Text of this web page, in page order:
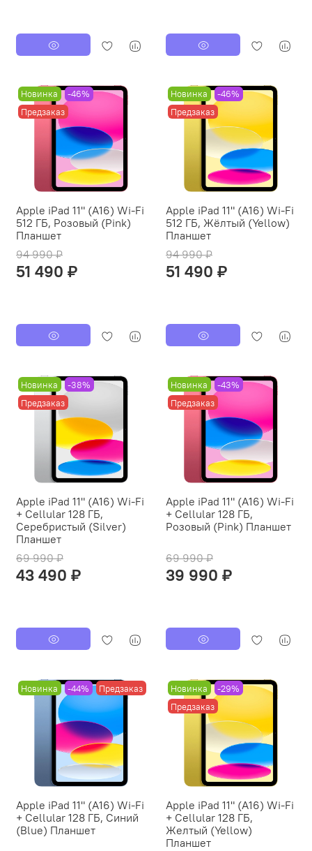
Новинка
-46%
Предзаказ
Apple iPad 11" (A16) Wi-Fi
512 ГБ, Розовый (Pink)
Планшет
94 990 ₽
51 490 ₽
Новинка
-46%
Предзаказ
Apple iPad 11" (A16) Wi-Fi
512 ГБ, Жёлтый (Yellow)
Планшет
94 990 ₽
51 490 ₽
Новинка
-38%
Предзаказ
Apple iPad 11" (A16) Wi-Fi
+ Cellular 128 ГБ,
Серебристый (Silver)
Планшет
69 990 ₽
43 490 ₽
Новинка
-43%
Предзаказ
Apple iPad 11" (A16) Wi-Fi
+ Cellular 128 ГБ,
Розовый (Pink) Планшет
69 990 ₽
39 990 ₽
Новинка -44% Предзаказ
Apple iPad 11" (A16) Wi-Fi
+ Cellular 128 ГБ, Синий
(Blue) Планшет
Новинка
-29%
Предзаказ
Apple iPad 11" (A16) Wi-Fi
+ Cellular 128 ГБ,
Желтый (Yellow)
Планшет